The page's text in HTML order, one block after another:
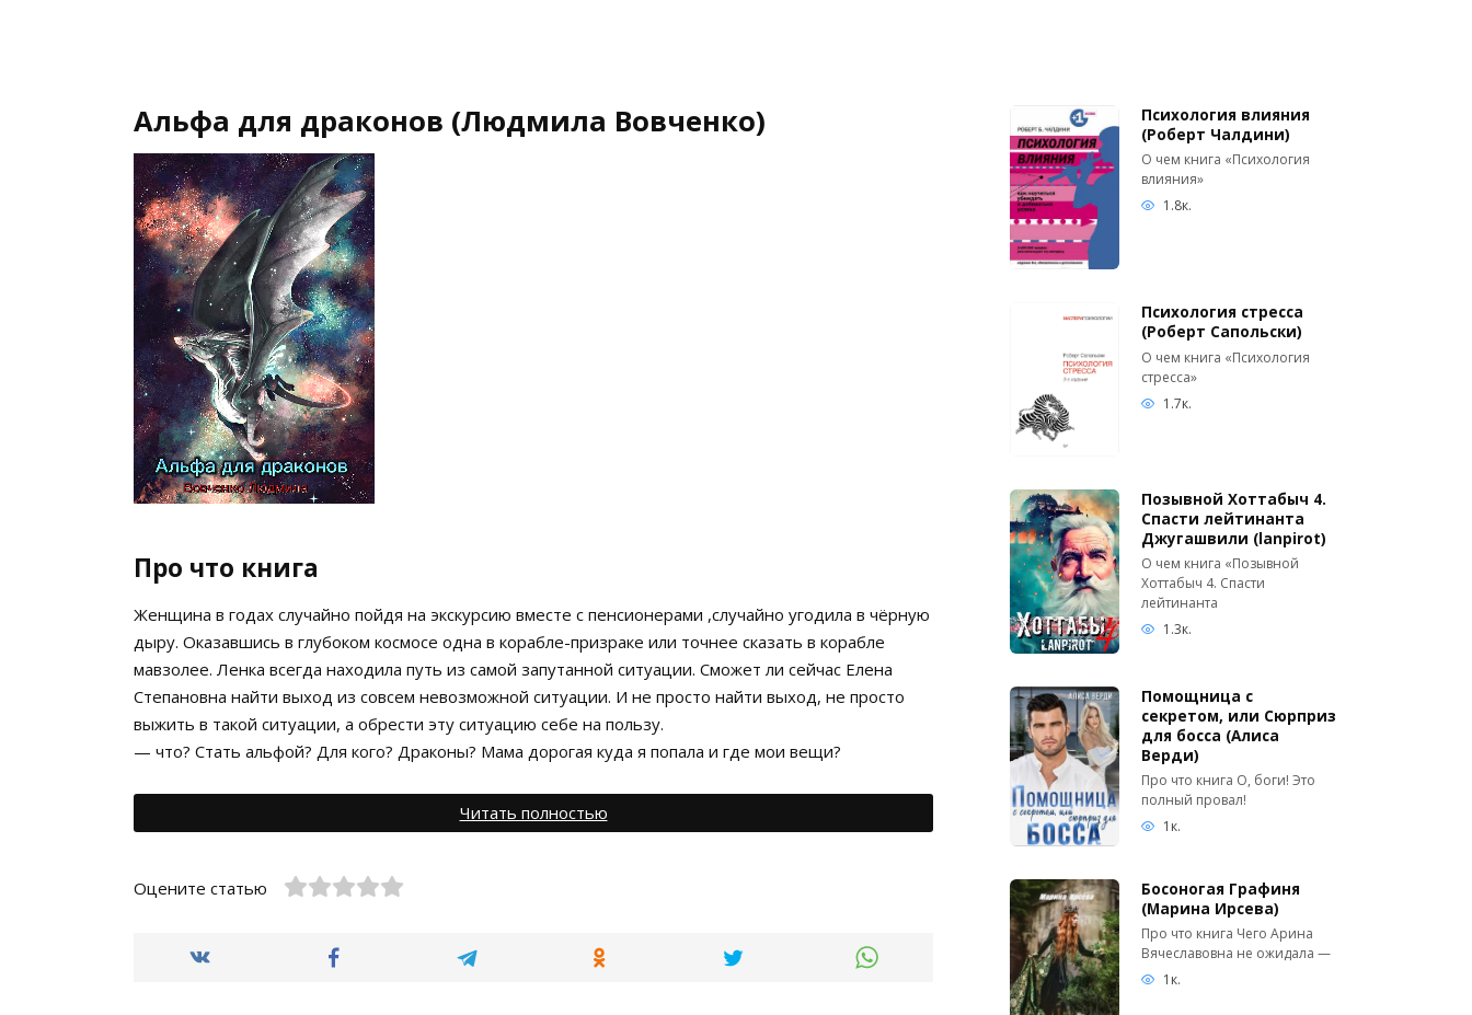
Альфа для драконов (Людмила Вовченко)
Про что книга
Женщина в годах случайно пойдя на экскурсию вместе с пенсионерами ,случайно угодила в чёрную
дыру. Оказавшись в глубоком космосе одна в корабле-призраке или точнее сказать в корабле
мавзолее. Ленка всегда находила путь из самой запутанной ситуации. Сможет ли сейчас Елена
Степановна найти выход из совсем невозможной ситуации. И не просто найти выход, не просто
выжить в такой ситуации, а обрести эту ситуацию себе на пользу.
— что? Стать альфой? Для кого? Драконы? Мама дорогая куда я попала и где мои вещи?
Читать полностью
Оцените статью
Психология влияния
(Роберт Чалдини)
О чем книга «Психология
влияния»
1.8к.
Психология стресса
(Роберт Сапольски)
О чем книга «Психология
стресса»
1.7к.
Позывной Хоттабыч 4.
Спасти лейтинанта
Джугашвили (lanpirot)
О чем книга «Позывной
Хоттабыч 4. Спасти
лейтинанта
1.3к.
Помощница с
секретом, или Сюрприз
для босса (Алиса
Верди)
Про что книга О, боги! Это
полный провал!
1к.
Босоногая Графиня
(Марина Ирсева)
Про что книга Чего Арина
Вячеславовна не ожидала —
1к.